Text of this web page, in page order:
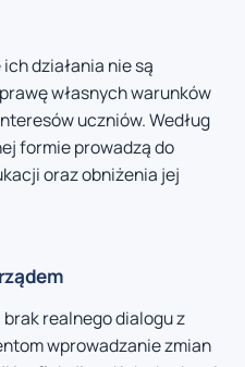
działania nie są
własnych warunków
uczniów. Według
formie prowadzą do
oraz obniżenia jej
realnego dialogu z
wprowadzanie zmian